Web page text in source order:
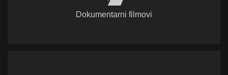
Dokumentarni filmovi